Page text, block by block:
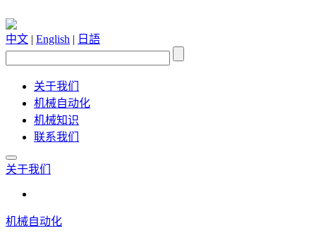
中文 | English | 日語
关于我们
机械自动化
机械知识
联系我们
关于我们
机械自动化